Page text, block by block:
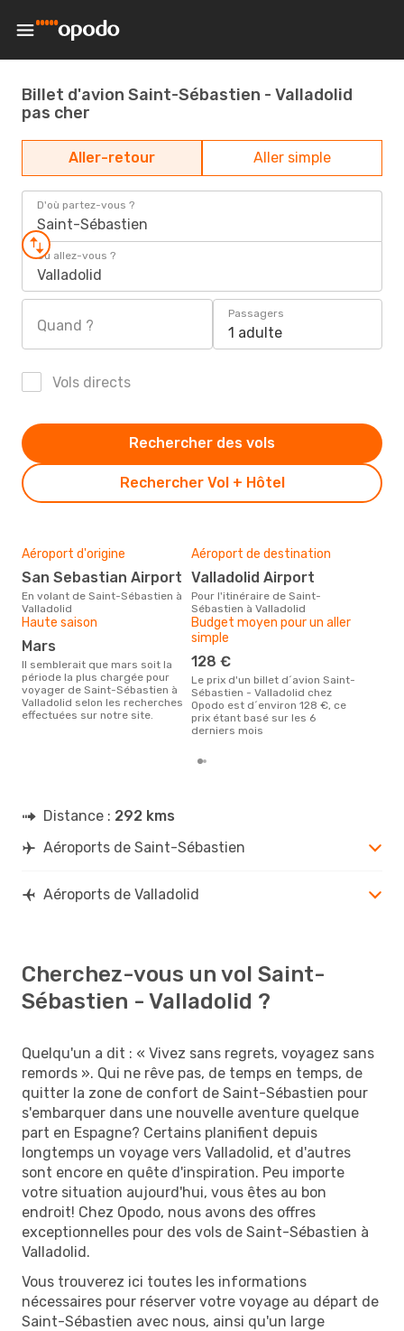
Billet d'avion Saint-Sébastien - Valladolid
pas cher
Aller-retour Aller simple
D'où partez-vous ?
Saint-Sébastien
Où allez-vous ?
Valladolid
Quand ?
Passagers
1 adulte
Vols directs
Rechercher Vol + Hôtel
Rechercher des vols
Aéroport d'origine
San Sebastian Airport
En volant de Saint-Sébastien à
Valladolid
Aéroport de destination
Valladolid Airport
Pour l'itinéraire de Saint-
Sébastien à Valladolid
Haute saison
mars
Il semblerait que mars soit la
période la plus chargée pour
voyager de Saint-Sébastien à
Valladolid selon les recherches
effectuées sur notre site.
Budget moyen pour un aller
simple
128 €
Le prix d'un billet d´avion Saint-
Sébastien - Valladolid chez
Opodo est d´environ 128 €, ce
prix étant basé sur les 6
derniers mois
Distance : 292 kms
Aéroports de Saint-Sébastien
Aéroports de Valladolid
Cherchez-vous un vol Saint-
Sébastien - Valladolid ?
Quelqu'un a dit : « Vivez sans regrets, voyagez sans
remords ». Qui ne rêve pas, de temps en temps, de
quitter la zone de confort de Saint-Sébastien pour
s'embarquer dans une nouvelle aventure quelque
part en Espagne? Certains planifient depuis
longtemps un voyage vers Valladolid, et d'autres
sont encore en quête d'inspiration. Peu importe
votre situation aujourd'hui, vous êtes au bon
endroit! Chez Opodo, nous avons des offres
exceptionnelles pour des vols de Saint-Sébastien à
Valladolid.
Vous trouverez ici toutes les informations
nécessaires pour réserver votre voyage au départ de
Saint-Sébastien avec nous, ainsi qu'un large